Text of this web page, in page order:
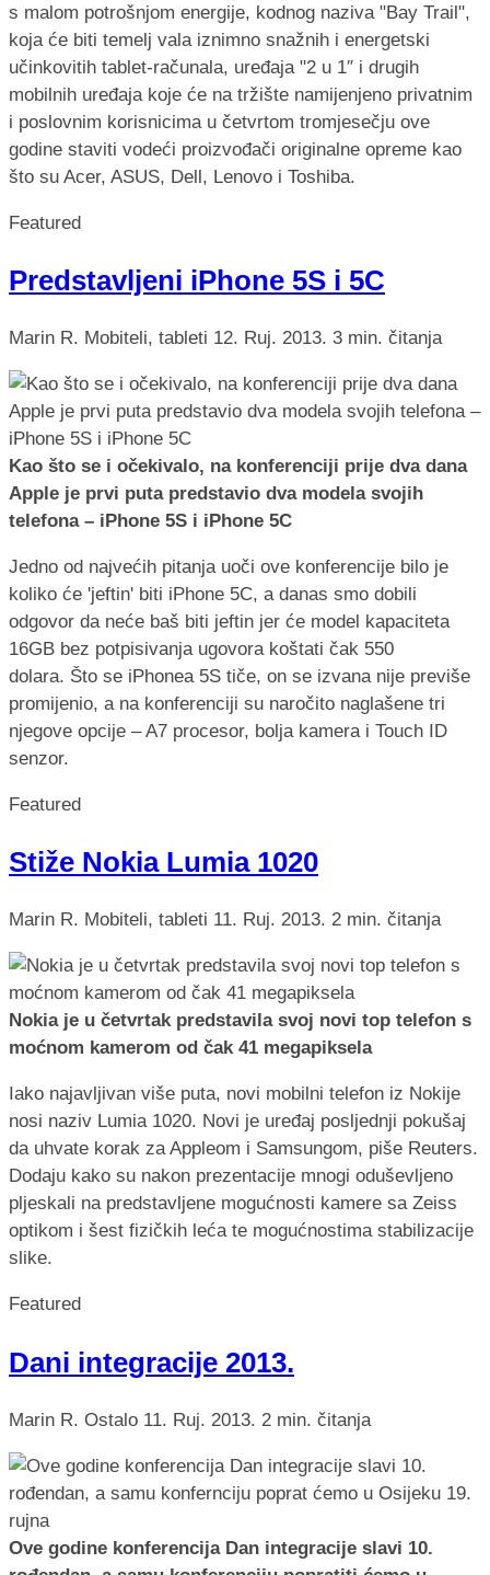
s malom potrošnjom energije, kodnog naziva "Bay Trail",
koja će biti temelj vala iznimno snažnih i energetski
učinkovitih tablet-računala, uređaja "2 u 1″ i drugih
mobilnih uređaja koje će na tržište namijenjeno privatnim
i poslovnim korisnicima u četvrtom tromjesečju ove
godine staviti vodeći proizvođači originalne opreme kao
što su Acer, ASUS, Dell, Lenovo i Toshiba.
Featured
Predstavljeni iPhone 5S i 5C
Marin R. Mobiteli, tableti 12. Ruj. 2013. 3 min. čitanja
Kao što se i očekivalo, na konferenciji prije dva dana
Apple je prvi puta predstavio dva modela svojih
telefona – iPhone 5S i iPhone 5C
Jedno od najvećih pitanja uoči ove konferencije bilo je
koliko će 'jeftin' biti iPhone 5C, a danas smo dobili
odgovor da neće baš biti jeftin jer će model kapaciteta
16GB bez potpisivanja ugovora koštati čak 550
dolara. Što se iPhonea 5S tiče, on se izvana nije previše
promijenio, a na konferenciji su naročito naglašene tri
njegove opcije – A7 procesor, bolja kamera i Touch ID
senzor.
Featured
Stiže Nokia Lumia 1020
Marin R. Mobiteli, tableti 11. Ruj. 2013. 2 min. čitanja
Nokia je u četvrtak predstavila svoj novi top telefon s
moćnom kamerom od čak 41 megapiksela
Iako najavljivan više puta, novi mobilni telefon iz Nokije
nosi naziv Lumia 1020. Novi je uređaj posljednji pokušaj
da uhvate korak za Appleom i Samsungom, piše Reuters.
Dodaju kako su nakon prezentacije mnogi oduševljeno
pljeskali na predstavljene mogućnosti kamere sa Zeiss
optikom i šest fizičkih leća te mogućnostima stabilizacije
slike.
Featured
Dani integracije 2013.
Marin R. Ostalo 11. Ruj. 2013. 2 min. čitanja
Ove godine konferencija Dan integracije slavi 10.